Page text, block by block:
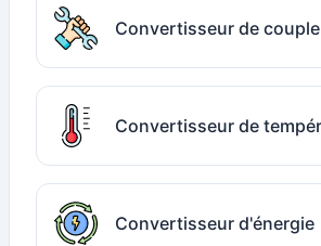
Convertisseur de couple
Convertisseur de
Convertisseur d'énergie